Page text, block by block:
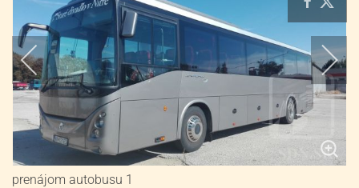
prenájom autobusu 1